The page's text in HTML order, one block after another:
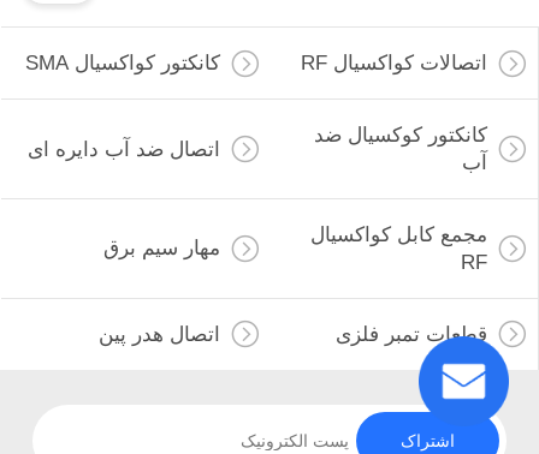
اتصالات کواکسیال RF کانکتور کواکسیال SMA
کانکتور کوکسیال ضد
آب
اتصال ضد آب دایره ای
مجمع کابل کواکسیال
RF
مهار سیم برق
قطعات تمبر فلزی اتصال هدر پین
اشتراک